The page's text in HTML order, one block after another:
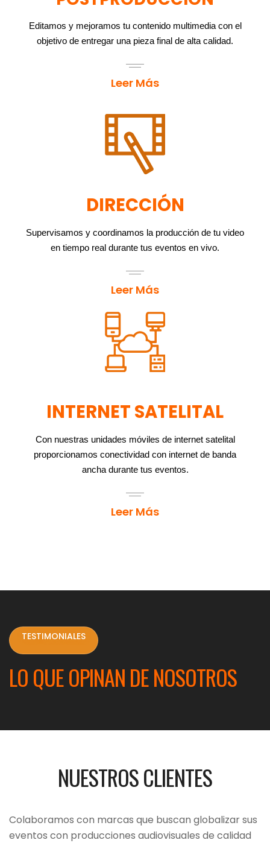
Editamos y mejoramos tu contenido multimedia con el
objetivo de entregar una pieza final de alta calidad.
Leer Más
DIRECCIÓN
Supervisamos y coordinamos la producción de tu video
en tiempo real durante tus eventos en vivo.
Leer Más
INTERNET SATELITAL
Con nuestras unidades móviles de internet satelital
proporcionamos conectividad con internet de banda
ancha durante tus eventos.
Leer Más
TESTIMONIALES
LO QUE OPINAN DE NOSOTROS
NUESTROS CLIENTES
Colaboramos con marcas que buscan globalizar sus
eventos con producciones audiovisuales de calidad